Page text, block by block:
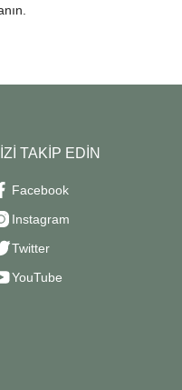
TAKİP EDİN
Facebook
Instagram
Twitter
YouTube